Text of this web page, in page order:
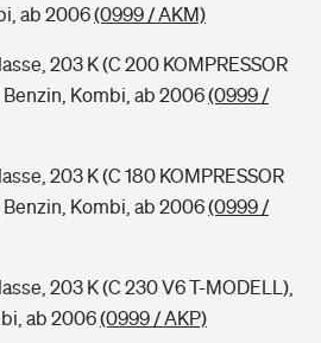
ab 2006(0999 / AKM)
203 K (C 200 KOMPRESSOR
Benzin, Kombi, ab 2006(0999 /
203 K (C 180 KOMPRESSOR
Benzin, Kombi, ab 2006(0999 /
203 K (C 230 V6 T-MODELL),
ab 2006(0999 / AKP)